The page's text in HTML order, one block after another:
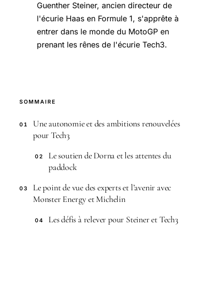
Guenther Steiner, ancien directeur de
l'écurie Haas en Formule 1, s'apprête à
entrer dans le monde du MotoGP en
prenant les rênes de l'écurie Tech3.
SOMMAIRE
01
Une autonomie et des ambitions renouvelées
pour Tech3
02
Le soutien de Dorna et les attentes du
paddock
03
Le point de vue des experts et l’avenir avec
Monster Energy et Michelin
04 Les défis à relever pour Steiner et Tech3